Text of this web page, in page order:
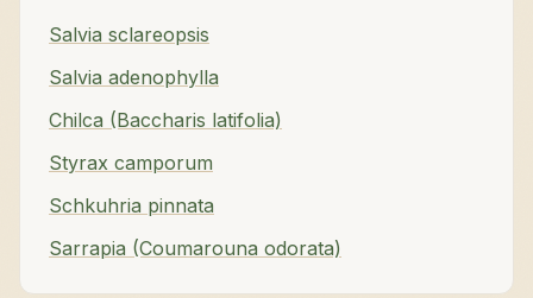
Salvia sclareopsis
Salvia adenophylla
Chilca (Baccharis latifolia)
Styrax camporum
Schkuhria pinnata
Sarrapia (Coumarouna odorata)